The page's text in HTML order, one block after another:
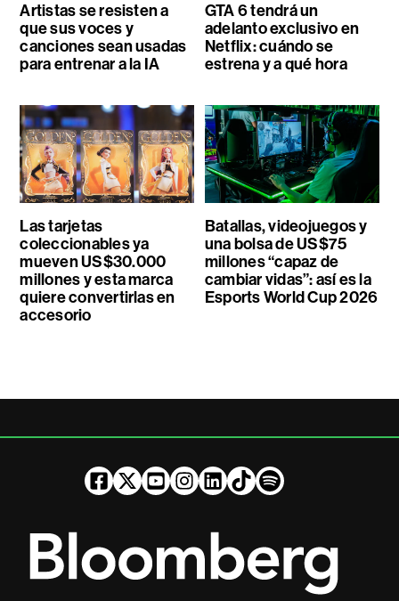
Artistas se resisten a
que sus voces y
canciones sean usadas
para entrenar a la IA
GTA 6 tendrá un
adelanto exclusivo en
Netflix: cuándo se
estrena y a qué hora
Las tarjetas
coleccionables ya
mueven US$30.000
millones y esta marca
quiere convertirlas en
accesorio
Batallas, videojuegos y
una bolsa de US$75
millones “capaz de
cambiar vidas”: así es la
Esports World Cup 2026